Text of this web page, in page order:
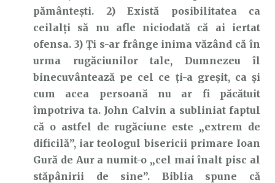
pământești. 2) Există posibilitatea ca
ceilalți să nu afle niciodată că ai iertat
ofensa. 3) Ți s-ar frânge inima văzând că în
urma rugăciunilor tale, Dumnezeu îl
binecuvântează pe cel ce ți-a greșit, ca și
cum acea persoană nu ar fi păcătuit
împotriva ta. John Calvin a subliniat faptul
că o astfel de rugăciune este „extrem de
dificilă”, iar teologul bisericii primare Ioan
Gură de Aur a numit-o „cel mai înalt pisc al
stăpânirii de sine”. Biblia spune că